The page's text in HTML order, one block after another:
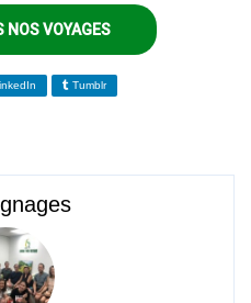
VOYAGES
Tumblr